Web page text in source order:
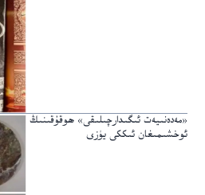
«مەدەنىيەت ئىگىدارچىلىقى» ھوقۇقىنىڭ
ئوخشىمىغان ئىككى يۈزى